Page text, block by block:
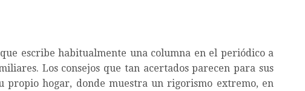
escribe habitualmente una columna en el periódico a
Los consejos que tan acertados parecen para sus
propio hogar, donde muestra un rigorismo extremo, en